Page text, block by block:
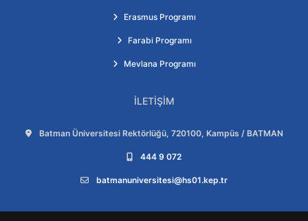
Erasmus Programı
Farabi Programı
Mevlana Programı
İLETIŞIM
Adres:
Batman Üniversitesi Rektörlüğü, 720100, Kampüs / BATMAN
Telefon:
444 9 072
E-posta:
batmanuniversitesi@hs01.kep.tr